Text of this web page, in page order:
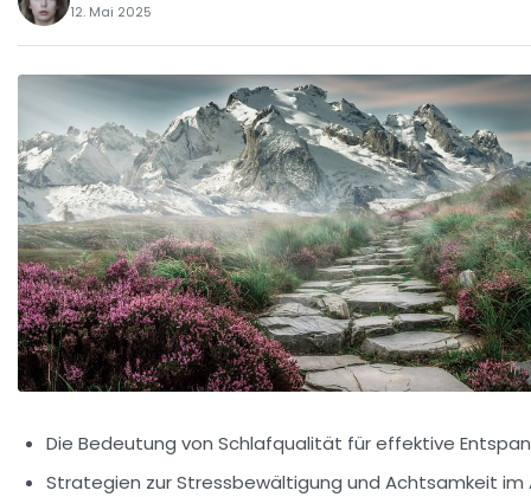
12. Mai 2025
Die Bedeutung von Schlafqualität für effektive
Strategien zur Stressbewältigung und Achtsamkeit im